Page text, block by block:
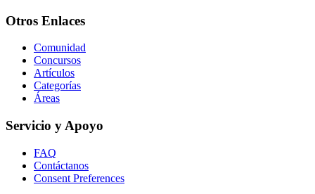
Otros Enlaces
Comunidad
Concursos
Artículos
Categorías
Áreas
Servicio y Apoyo
FAQ
Contáctanos
Consent Preferences